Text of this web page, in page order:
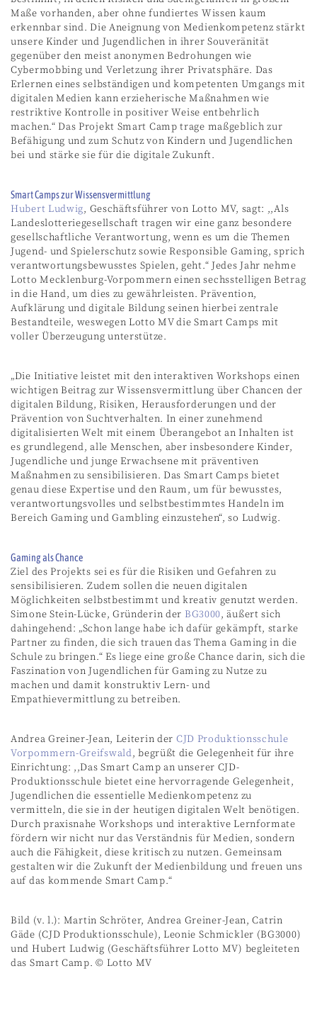
Maße vorhanden, aber ohne fundiertes Wissen kaum
erkennbar sind. Die Aneignung von Medienkompetenz stärkt
unsere Kinder und Jugendlichen in ihrer Souveränität
gegenüber den meist anonymen Bedrohungen wie
Cybermobbing und Verletzung ihrer Privatsphäre. Das
Erlernen eines selbständigen und kompetenten Umgangs mit
digitalen Medien kann erzieherische Maßnahmen wie
restriktive Kontrolle in positiver Weise entbehrlich
machen.“ Das Projekt Smart Camp trage maßgeblich zur
Befähigung und zum Schutz von Kindern und Jugendlichen
bei und stärke sie für die digitale Zukunft.
Smart Camps zur Wissensvermittlung
Hubert Ludwig, Geschäftsführer von Lotto MV, sagt: ,,Als
Landeslotteriegesellschaft tragen wir eine ganz besondere
gesellschaftliche Verantwortung, wenn es um die Themen
Jugend- und Spielerschutz sowie Responsible Gaming, sprich
verantwortungsbewusstes Spielen, geht.“ Jedes Jahr nehme
Lotto Mecklenburg-Vorpommern einen sechsstelligen Betrag
in die Hand, um dies zu gewährleisten. Prävention,
Aufklärung und digitale Bildung seinen hierbei zentrale
Bestandteile, weswegen Lotto MV die Smart Camps mit
voller Überzeugung unterstütze.
„Die Initiative leistet mit den interaktiven Workshops einen
wichtigen Beitrag zur Wissensvermittlung über Chancen der
digitalen Bildung, Risiken, Herausforderungen und der
Prävention von Suchtverhalten. In einer zunehmend
digitalisierten Welt mit einem Überangebot an Inhalten ist
es grundlegend, alle Menschen, aber insbesondere Kinder,
Jugendliche und junge Erwachsene mit präventiven
Maßnahmen zu sensibilisieren. Das Smart Camps bietet
genau diese Expertise und den Raum, um für bewusstes,
verantwortungsvolles und selbstbestimmtes Handeln im
Bereich Gaming und Gambling einzustehen“, so Ludwig.
Gaming als Chance
Ziel des Projekts sei es für die Risiken und Gefahren zu
sensibilisieren. Zudem sollen die neuen digitalen
Möglichkeiten selbstbestimmt und kreativ genutzt werden.
Simone Stein-Lücke, Gründerin der BG3000, äußert sich
dahingehend: „Schon lange habe ich dafür gekämpft, starke
Partner zu finden, die sich trauen das Thema Gaming in die
Schule zu bringen.“ Es liege eine große Chance darin, sich die
Faszination von Jugendlichen für Gaming zu Nutze zu
machen und damit konstruktiv Lern- und
Empathievermittlung zu betreiben.
Andrea Greiner-Jean, Leiterin der CJD Produktionsschule
Vorpommern-Greifswald, begrüßt die Gelegenheit für ihre
Einrichtung: ,,Das Smart Camp an unserer CJD-
Produktionsschule bietet eine hervorragende Gelegenheit,
Jugendlichen die essentielle Medienkompetenz zu
vermitteln, die sie in der heutigen digitalen Welt benötigen.
Durch praxisnahe Workshops und interaktive Lernformate
fördern wir nicht nur das Verständnis für Medien, sondern
auch die Fähigkeit, diese kritisch zu nutzen. Gemeinsam
gestalten wir die Zukunft der Medienbildung und freuen uns
auf das kommende Smart Camp.“
Bild (v. l.): Martin Schröter, Andrea Greiner-Jean, Catrin
Gäde (CJD Produktionsschule), Leonie Schmickler (BG3000)
und Hubert Ludwig (Geschäftsführer Lotto MV) begleiteten
das Smart Camp. © Lotto MV